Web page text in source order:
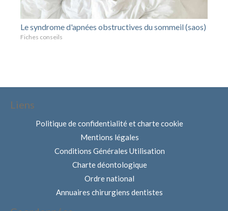
Le syndrome d'apnées obstructives du sommeil (saos)
Fiches conseils
Liens
Politique de confidentialité et charte cookie
Mentions légales
Conditions Générales Utilisation
Charte déontologique
Ordre national
Annuaires chirurgiens dentistes